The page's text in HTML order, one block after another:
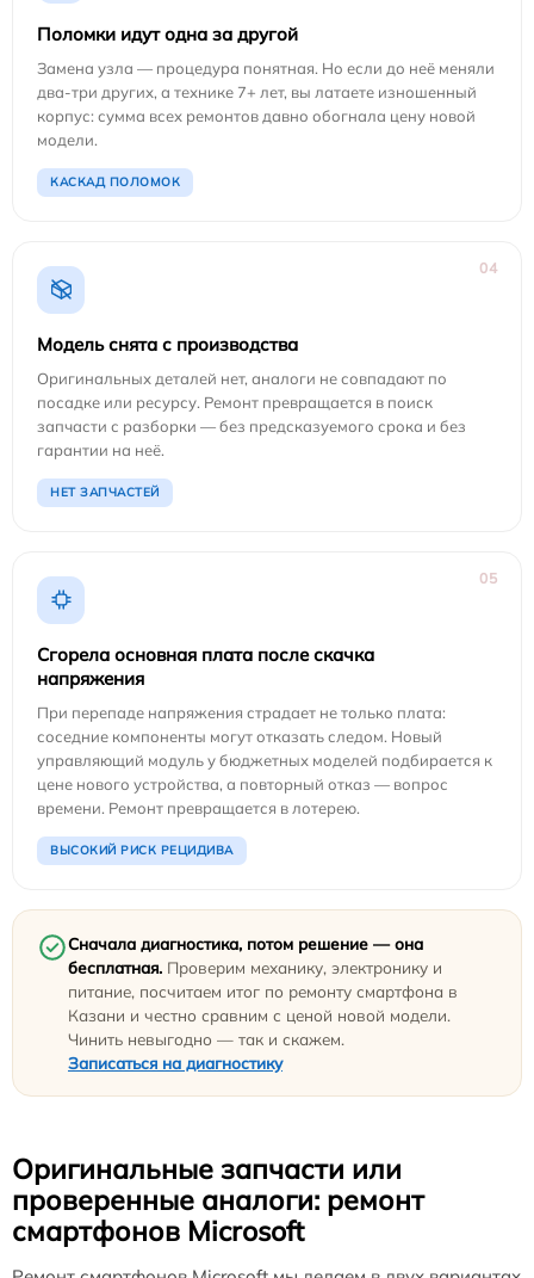
Поломки идут одна за другой
Замена узла — процедура понятная. Но если до неё меняли
два-три других, а технике 7+ лет, вы латаете изношенный
корпус: сумма всех ремонтов давно обогнала цену новой
модели.
КАСКАД ПОЛОМОК
04
Модель снята с производства
Оригинальных деталей нет, аналоги не совпадают по
посадке или ресурсу. Ремонт превращается в поиск
запчасти с разборки — без предсказуемого срока и без
гарантии на неё.
НЕТ ЗАПЧАСТЕЙ
05
Сгорела основная плата после скачка
напряжения
При перепаде напряжения страдает не только плата:
соседние компоненты могут отказать следом. Новый
управляющий модуль у бюджетных моделей подбирается к
цене нового устройства, а повторный отказ — вопрос
времени. Ремонт превращается в лотерею.
ВЫСОКИЙ РИСК РЕЦИДИВА
Сначала диагностика, потом решение — она
бесплатная. Проверим механику, электронику и
питание, посчитаем итог по ремонту смартфона в
Казани и честно сравним с ценой новой модели.
Чинить невыгодно — так и скажем.
Записаться на диагностику
Оригинальные запчасти или
проверенные аналоги: ремонт
смартфонов Microsoft